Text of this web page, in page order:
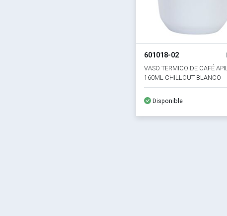
601018-02
VASO TERMICO DE CAFÉ APIL.
160ML CHILLOUT BLANCO
Disponible